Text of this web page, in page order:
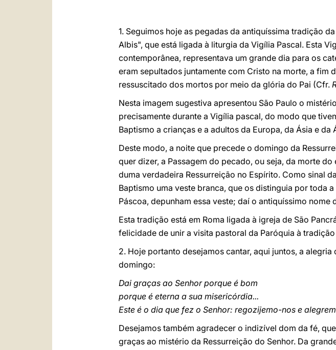
1. Seguimos hoje as pegadas da antiquíssima tradição
Albis", que está ligada à liturgia da Vigília Pascal. Esta
contemporânea, representava um grande dia para os
eram sepultados juntamente com Cristo na morte, a
ressuscitado dos mortos por meio da glória do Pai (Cfr.
Nesta imagem sugestiva apresentou São Paulo o
precisamente durante a Vigília pascal, do modo que
Baptismo a crianças e a adultos da Europa, da Ásia e da
Deste modo, a noite que precede o domingo da
quer dizer, a Passagem do pecado, ou seja, da morte
duma verdadeira Ressurreição no Espírito. Como sinal
Baptismo uma veste branca, que os distinguia por toda
Páscoa, depunham essa veste; daí o antiquíssimo
Esta tradição está em Roma ligada à igreja de São
felicidade de unir a visita pastoral da Paróquia à
2. Hoje portanto desejamos cantar, aqui juntos, a
domingo:
Dai graças ao Senhor porque é bom
porque é eterna a sua misericórdia...
Este é o dia que fez o Senhor: regozijemo-nos e
Desejamos também agradecer o indizível dom da fé,
graças ao mistério da Ressurreição do Senhor. Da